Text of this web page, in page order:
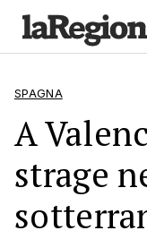
SPAGNA
A
strage